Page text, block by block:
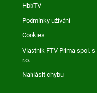
HbbTV
Podmínky užívání
Cookies
Vlastník FTV Prima spol. s
r.o.
Nahlásit chybu